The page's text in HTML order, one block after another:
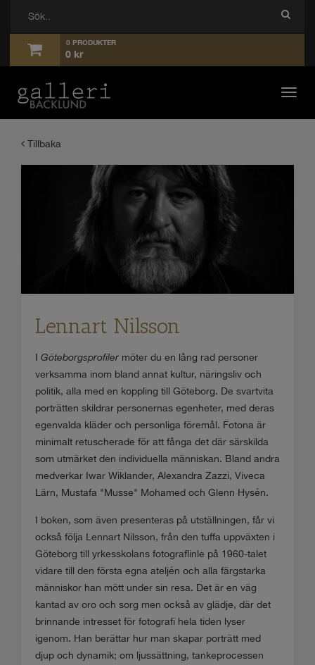
0 PRODUKTER
0kr
Tillbaka
Lennart Nilsson
I Göteborgsprofiler möter du en lång rad personer
verksamma inom bland annat kultur, näringsliv och
politik, alla med en koppling till Göteborg. De svartvita
porträtten skildrar personernas egenheter, med deras
egenvalda kläder och personliga föremål. Fotona är
minimalt retuscherade för att fånga det där särskilda
som utmärket den individuella människan. Bland andra
medverkar Iwar Wiklander, Alexandra Zazzi, Viveca
Lärn, Mustafa "Musse" Mohamed och Glenn Hysén.
I boken, som även presenteras på utställningen, får vi
också följa Lennart Nilsson, från den tuffa uppväxten i
Göteborg till yrkesskolans fotograflinle på 1960-talet
vidare till den första egna ateljén och alla färgstarka
människor han mött under sin resa. Det är en väg
kantad av oro och sorg men också av glädje, där det
brinnande intresset för fotografi hela tiden lyser
igenom. Han berättar hur man skapar porträtt med
djup och dynamik; om ljussättning, tankeprocessen